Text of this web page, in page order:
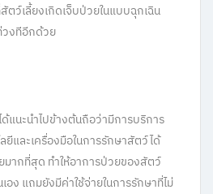
ว์เลี้ยงเกิดเจ็บป่วยในแบบฉุกเฉิน
วงทีอีกด้วย
แนะนำไปข้างต้นถือว่ามีการบริการ
ยีและเครื่องมือในการรักษาสัตว์ได้
ากที่สุด ทำให้อาการป่วยของสัตว์
อง แถมยังมีค่าใช้จ่ายในการรักษาที่ไม่